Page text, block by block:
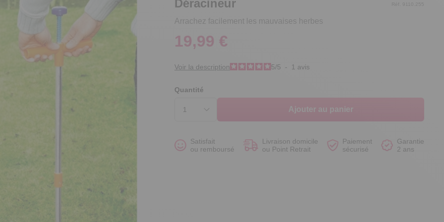
Déracineur
Arrachez facilement les mauvaises herbes
Réf. 9110.255
19,99 €
Voir la description 5/5 - 1 avis
Quantité
Ajouter au panier
Satisfait
ou remboursé
Livraison domicile
ou Point Retrait
Paiement
sécurisé
Garantie
2 ans